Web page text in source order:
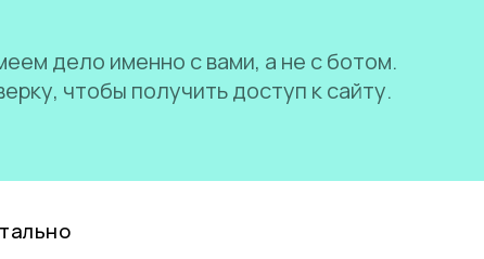
дело именно с вами, а не с ботом.
чтобы получить доступ к сайту.